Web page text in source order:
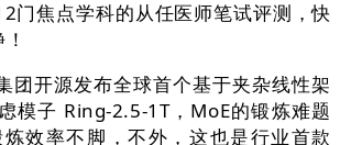
门焦点学科的从任医师笔试评测，快
开源发布全球首个基于夹杂线性架
模子 Ring-2.5-1T，MoE的锻炼难题
效率不脚，不外，这也是行业首款